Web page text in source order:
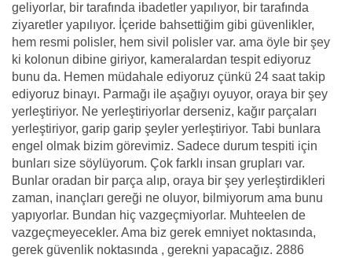
geliyorlar, bir tarafında ibadetler yapılıyor, bir tarafında
ziyaretler yapılıyor. İçeride bahsettiğim gibi güvenlikler,
hem resmi polisler, hem sivil polisler var. ama öyle bir şey
ki kolonun dibine giriyor, kameralardan tespit ediyoruz
bunu da. Hemen müdahale ediyoruz çünkü 24 saat takip
ediyoruz binayı. Parmağı ile aşağıyı oyuyor, oraya bir şey
yerleştiriyor. Ne yerleştiriyorlar derseniz, kağır parçaları
yerleştiriyor, garip garip şeyler yerleştiriyor. Tabi bunlara
engel olmak bizim görevimiz. Sadece durum tespiti için
bunları size söylüyorum. Çok farklı insan grupları var.
Bunlar oradan bir parça alıp, oraya bir şey yerleştirdikleri
zaman, inançları gereği ne oluyor, bilmiyorum ama bunu
yapıyorlar. Bundan hiç vazgeçmiyorlar. Muhteelen de
vazgeçmeyecekler. Ama biz gerek emniyet noktasında,
gerek güvenlik noktasında , gerekni yapacağız. 2886